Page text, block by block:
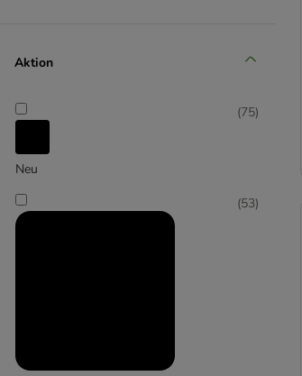
Canadian Cat Company
Aktion
Neu
(75)
(53)